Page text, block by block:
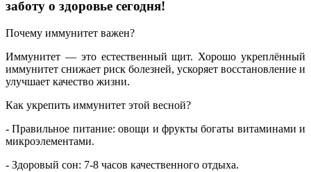
заботу о здоровье сегодня!
Почему иммунитет важен?
Иммунитет — это естественный щит. Хорошо укреплённый
иммунитет снижает риск болезней, ускоряет восстановление и
улучшает качество жизни.
Как укрепить иммунитет этой весной?
- Правильное питание: овощи и фрукты богаты витаминами и
микроэлементами.
- Здоровый сон: 7-8 часов качественного отдыха.